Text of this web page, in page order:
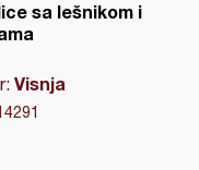
sa lešnikom i
Visnja